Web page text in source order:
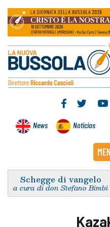
News Noticias
Schegge di vangelo
a cura di don Stefano Bimbi